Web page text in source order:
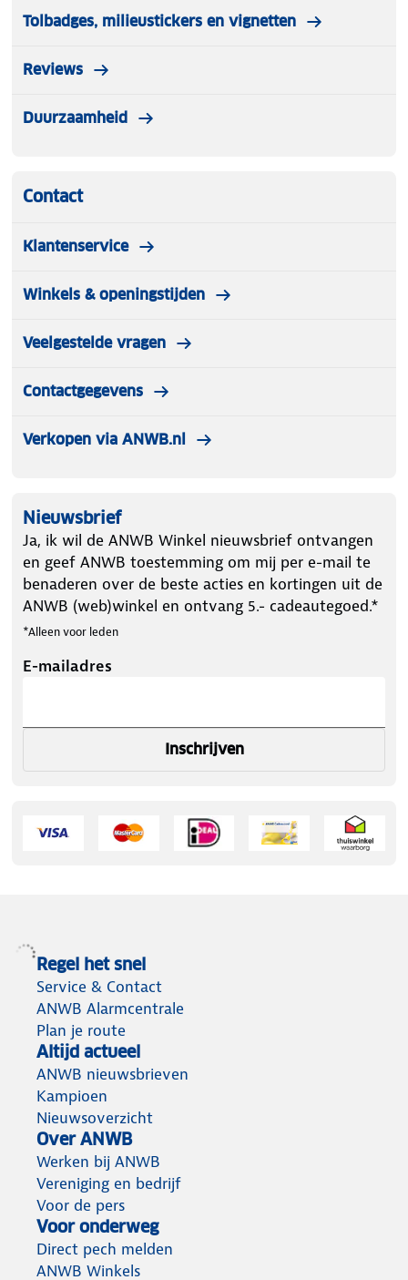
Tolbadges, milieustickers en vignetten
Reviews
Duurzaamheid
Contact
Klantenservice
Winkels & openingstijden
Veelgestelde vragen
Contactgegevens
Verkopen via ANWB.nl
Nieuwsbrief
Ja, ik wil de ANWB Winkel nieuwsbrief ontvangen
en geef ANWB toestemming om mij per e-mail te
benaderen over de beste acties en kortingen uit de
ANWB (web)winkel en ontvang 5.- cadeautegoed.*
*Alleen voor leden
E-mailadres
Inschrijven
Regel het snel
Service & Contact
ANWB Alarmcentrale
Plan je route
Altijd actueel
ANWB nieuwsbrieven
Kampioen
Nieuwsoverzicht
Over ANWB
Werken bij ANWB
Vereniging en bedrijf
Voor de pers
Voor onderweg
Direct pech melden
ANWB Winkels